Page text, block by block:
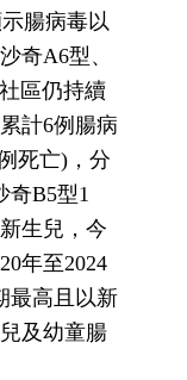
腸病毒以
奇A6型、
區仍持續
計6例腸病
死亡)，分
奇B5型1
生兒，今
年至2024
最高且以新
及幼童腸